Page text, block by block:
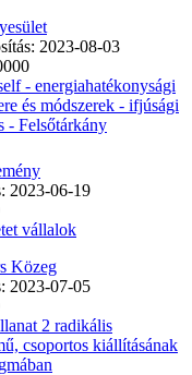
2023-08-03
- energiahatékonysági
és módszerek - ifjúsági
- Felsőtárkány
2023-06-19
vállalok
Közeg
2023-07-05
2 radikális
csoportos kiállításának